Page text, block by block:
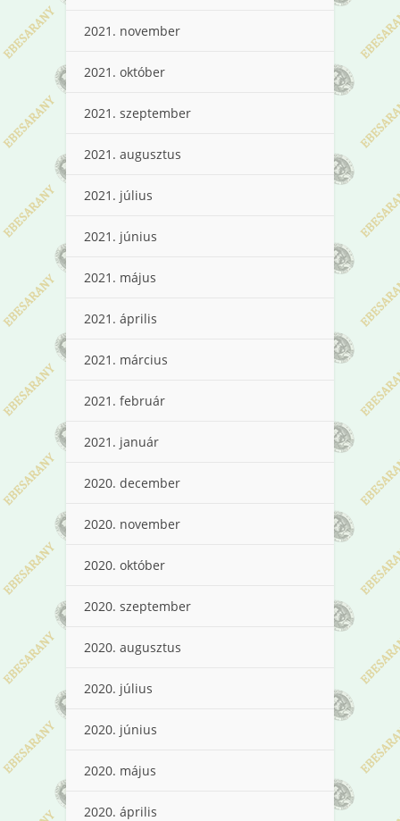
2021. november
2021. október
2021. szeptember
2021. augusztus
2021. július
2021. június
2021. május
2021. április
2021. március
2021. február
2021. január
2020. december
2020. november
2020. október
2020. szeptember
2020. augusztus
2020. július
2020. június
2020. május
2020. április